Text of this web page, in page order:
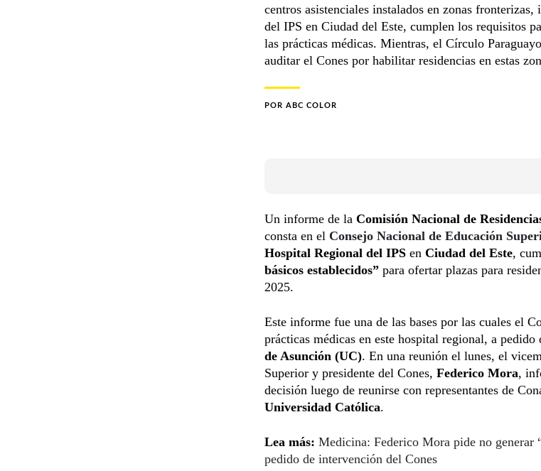
centros asistenciales instalados en zonas
del IPS en Ciudad del Este, cumplen los requisitos
las prácticas médicas. Mientras, el Círculo
auditar el Cones por habilitar residencias en estas
POR ABC COLOR
Un informe de la Comisión Nacional de
consta en el Consejo Nacional de Educación
Hospital Regional del IPS en Ciudad del Este,
básicos establecidos” para ofertar plazas para
2025.
Este informe fue una de las bases por las cuales el
prácticas médicas en este hospital regional, a pedido
de Asunción (UC). En una reunión el lunes, el
Superior y presidente del Cones, Federico Mora,
decisión luego de reunirse con representantes de
Universidad Católica.
Lea más: Medicina: Federico Mora pide no generar
pedido de intervención del Cones